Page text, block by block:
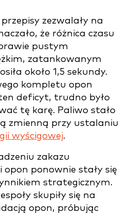
zezwalały na
że różnica czasu
pustym
zatankowanym
około 1,5 sekundy.
kompletu opon
deficyt, trudno było
tę karę. Paliwo stało
zmienną przy ustalaniu
wyścigowej.
zakazu
ponownie stały się
strategicznym.
skupiły się na
opon, próbując